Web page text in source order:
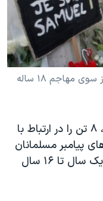
محل قتل ساموئل پتی، معلم فرانسوی، از سوی مهاجم ١٨ ساله
دادگاهی در فرانسه روز جمعه ۳۰ آذر، ۸ تن را در ارتباط با
پیامبر مسلمانان
را در کلاس درس نشان داده بود، به یک سال تا ۱۶ سال